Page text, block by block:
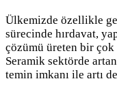
Ülkemizde özellikle
sürecinde hırdavat,
çözümü üreten bir
Seramik sektörde
temin imkanı ile artı